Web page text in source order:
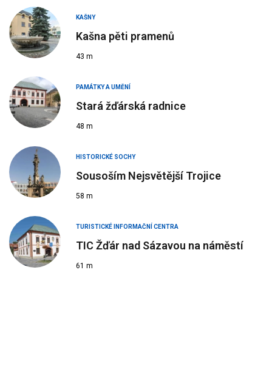
KAŠNY
Kašna pěti pramenů
43 m
PAMÁTKY A UMĚNÍ
Stará žďárská radnice
48 m
HISTORICKÉ SOCHY
Sousoším Nejsvětější Trojice
58 m
TURISTICKÉ INFORMAČNÍ CENTRA
TIC Žďár nad Sázavou na náměstí
61 m